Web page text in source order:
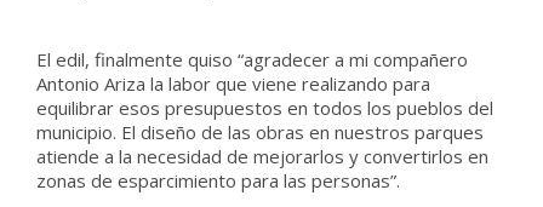
El edil, finalmente quiso “agradecer a mi compañero
Antonio Ariza la labor que viene realizando para
equilibrar esos presupuestos en todos los pueblos del
municipio. El diseño de las obras en nuestros parques
atiende a la necesidad de mejorarlos y convertirlos en
zonas de esparcimiento para las personas”.